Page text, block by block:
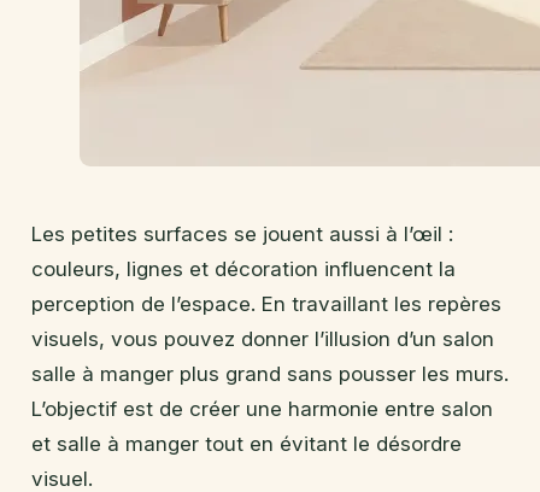
Les petites surfaces se jouent aussi à l’œil :
couleurs, lignes et décoration influencent la
perception de l’espace. En travaillant les repères
visuels, vous pouvez donner l’illusion d’un salon
salle à manger plus grand sans pousser les murs.
L’objectif est de créer une harmonie entre salon
et salle à manger tout en évitant le désordre
visuel.